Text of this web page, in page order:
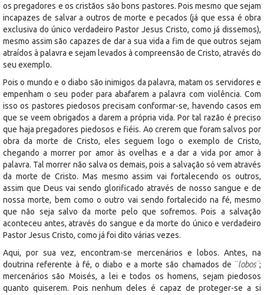
os pregadores e os cristãos são bons pastores. Pois mesmo que sejam
incapazes de salvar a outros de morte e pecados (já que essa é obra
exclusiva do único verdadeiro Pastor Jesus Cristo, como já dissemos),
mesmo assim são capazes de dar a sua vida a fim de que outros sejam
atraídos à palavra e sejam levados à compreensão de Cristo, através do
seu exemplo.
Pois o mundo e o diabo são inimigos da palavra, matam os servidores e
empenham o seu poder para abafarem a palavra com violência. Com
isso os pastores piedosos precisam conformar-se, havendo casos em
que se veem obrigados a darem a própria vida. Por tal razão é preciso
que haja pregadores piedosos e fiéis. Ao crerem que foram salvos por
obra da morte de Cristo, eles seguem logo o exemplo de Cristo,
chegando a morrer por amor às ovelhas e a dar a vida por amor à
palavra. Tal morrer não salva os demais, pois a salvação só vem através
da morte de Cristo. Mas mesmo assim vai fortalecendo os outros,
assim que Deus vai sendo glorificado através de nosso sangue e de
nossa morte, bem como o outro vai sendo fortalecido na fé, mesmo
que não seja salvo da morte pelo que sofremos. Pois a salvação
aconteceu antes, através do sangue e da morte do único e verdadeiro
Pastor Jesus Cristo, como já foi dito várias vezes.
Aqui, por sua vez, encontram-se mercenários e lobos. Antes, na
doutrina referente à fé, o diabo e a morte são chamados de ¨lobos¨;
mercenários são Moisés, a lei e todos os homens, sejam piedosos
quanto quiserem. Pois nenhum deles é capaz de proteger-se a si